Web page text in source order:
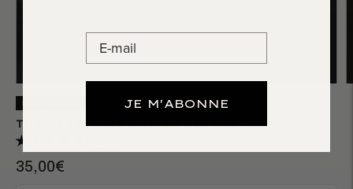
LAST CHANCE
TROUSSE À MAQUILLAGE ROSA
35,00€
JE M'ABONNE